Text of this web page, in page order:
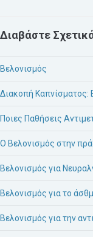
Διαβάστε
Βελονισμός
Διακοπή Καπνίσματος:
Ποιες Παθήσεις
Ο Βελονισμός στην
Βελονισμός για
Βελονισμός για το
Βελονισμός για την